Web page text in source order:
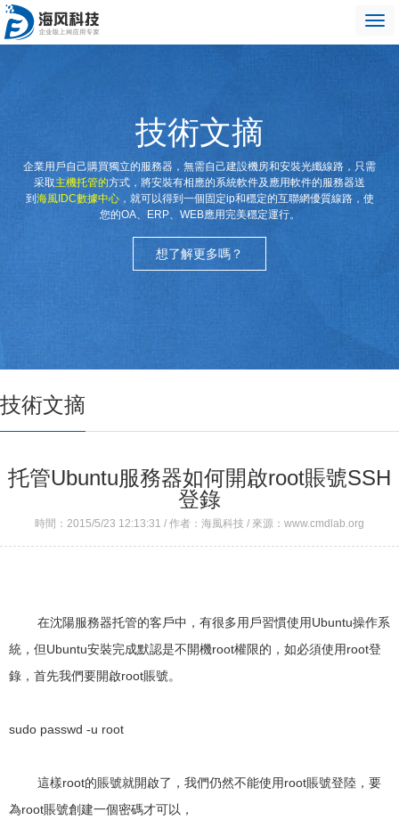
技術文摘
企業用戶自己購買獨立的服務器，無需自己建設機房和安裝光纖線路，只需
采取主機托管的方式，將安裝有相應的系統軟件及應用軟件的服務器送
到 海風IDC數據中心，就可以得到一個固定ip和穩定的互聯網優質線路，使
您的OA、ERP、WEB應用完美穩定運行。
想了解更多嗎？
技術文摘
托管Ubuntu服務器如何開啟root賬號SSH
登錄
時間：2015/5/23 12:13:31 / 作者：海風科技 / 來源：www.cmdlab.org
在沈陽服務器托管的客戶中，有很多用戶習慣使用Ubuntu操作系
統，但Ubuntu安裝完成默認是不開機root權限的，如必須使用root登
錄，首先我們要開啟root賬號。
sudo passwd -u root
這樣root的賬號就開啟了，我們仍然不能使用root賬號登陸，要
為root賬號創建一個密碼才可以，